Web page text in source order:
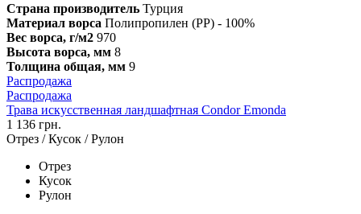
Страна производитель Турция
Материал ворса Полипропилен (PP) - 100%
Вес ворса, г/м2 970
Высота ворса, мм 8
Толщина общая, мм 9
Распродажа
Распродажа
Трава искусственная ландшафтная Condor Emonda
1 136 грн.
Отрез / Кусок / Рулон
Отрез
Кусок
Рулон